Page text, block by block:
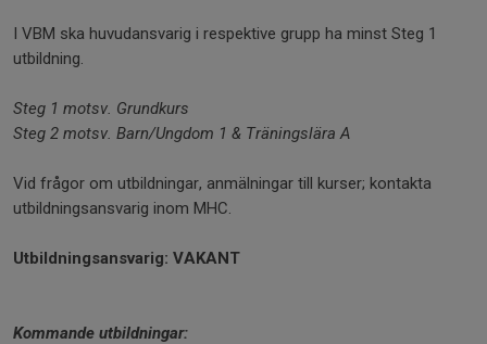
I VBM ska huvudansvarig i respektive grupp ha minst Steg 1
utbildning.
Steg 1 motsv. Grundkurs
Steg 2 motsv. Barn/Ungdom 1 & Träningslära A
Vid frågor om utbildningar, anmälningar till kurser; kontakta
utbildningsansvarig inom MHC.
Utbildningsansvarig: VAKANT
Kommande utbildningar: